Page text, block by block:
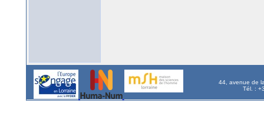
44, avenue de
Tél. :